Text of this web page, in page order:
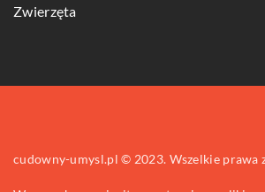
Zwierzęta
cudowny-umysl.pl © 2023. Wszelkie prawa